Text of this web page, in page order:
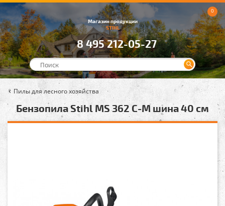
Магазин продукции
STIHL
8 495 212-05-27
0
Пилы для лесного хозяйства
Бензопила Stihl MS 362 C-M шина 40 см